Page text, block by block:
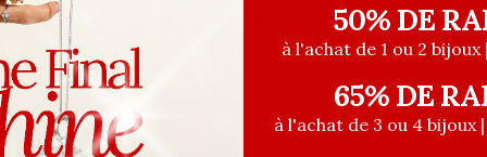
Produits coiffants et de50% DE
à l'achat de 1 ou 2 bijoux
65% DE
à l'achat de 3 ou 4 bijoux